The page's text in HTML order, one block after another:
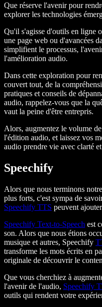
Que réserve l'avenir pour
explorer les technologies
Qu'il s'agisse d'outils en ligne
une page web ou d'avancées
simplifient le processus,
l'amélioration audio.
Dans cette exploration pour
couvert tout, de la
pratiques et conseils de
audio, rappelez-vous que la
vaut la peine d'être entrepris.
Alors, augmentez le volume
l'édition audio, et laissez vos
audio prendre vie avec clarté
Speechify
Alors que nous terminons
plus forts, c'est sympa de
Speechify TTS peuvent
Speechify Text-to-Speech est
son. Alors que nous étions
musique et autres, Speechify
transforme les mots écrits en
originale de découvrir le
Que vous cherchiez à
l'avenir de l'audio, Speechify
outils qui rendent votre